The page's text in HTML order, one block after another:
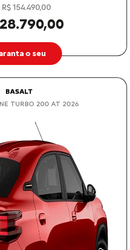
R$ 154.490,00
o seu
BASALT
TURBO 200 AT 2026